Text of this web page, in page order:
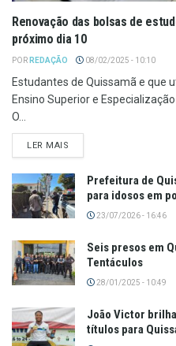
Renovação das bolsas de
próximo dia 10
POR REDAÇÃO 08/02/2025 - 10:10
Estudantes de Quissamã e que
Ensino Superior e
O...
LER MAIS
Prefeitura de
para idosos em
23/07/2026 - 16:46
Seis presos em
Tentáculos
28/01/2025 - 10:49
João Victor
títulos para